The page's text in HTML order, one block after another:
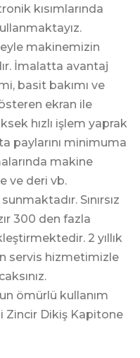
kısımlarında
makinemizin
İmalatta avantaj
basit bakımı ve
ekran ile
hızlı işlem yaprak
paylarını minimuma
makine
ve deri vb.
Sınırsız
300 den fazla
2 yıllık
servis hizmetimizle
ömürlü kullanım
Zincir Dikiş Kapitone